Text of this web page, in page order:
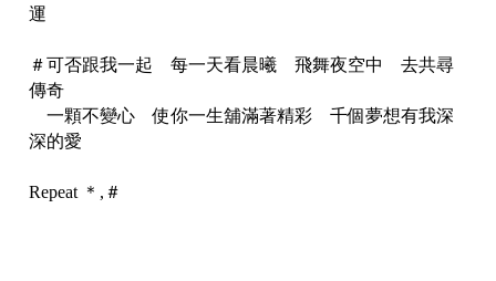
運
＃可否跟我一起 每一天看晨曦 飛舞夜空中 去共尋
傳奇
一顆不變心 使你一生舖滿著精彩 千個夢想有我深
深的愛
Repeat ＊,＃